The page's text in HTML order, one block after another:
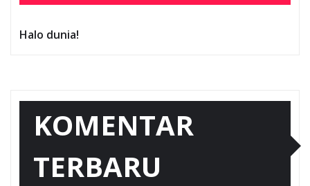
Halo dunia!
KOMENTAR
TERBARU